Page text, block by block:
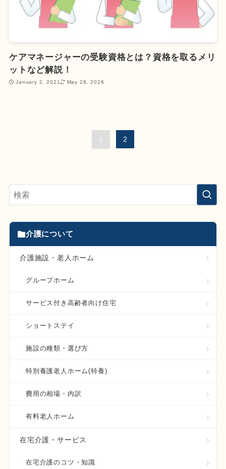
ケアマネージャーの受験資格とは？資格を取るメリ
ットなど解説！
January 2, 2021 May 28, 2026
1 2
介護について
介護施設・老人ホーム
グループホーム
サービス付き高齢者向け住宅
ショートステイ
施設の種類・選び方
特別養護老人ホーム(特養)
費用の相場・内訳
有料老人ホーム
在宅介護・サービス
在宅介護のコツ・知識